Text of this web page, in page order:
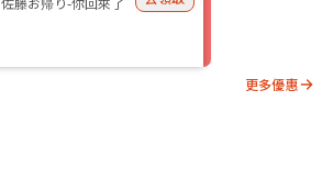
更多優惠